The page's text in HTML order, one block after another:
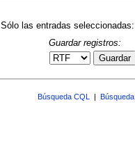
Sólo las entradas seleccionadas:
Guardar registros:
Guardar
Búsqueda CQL